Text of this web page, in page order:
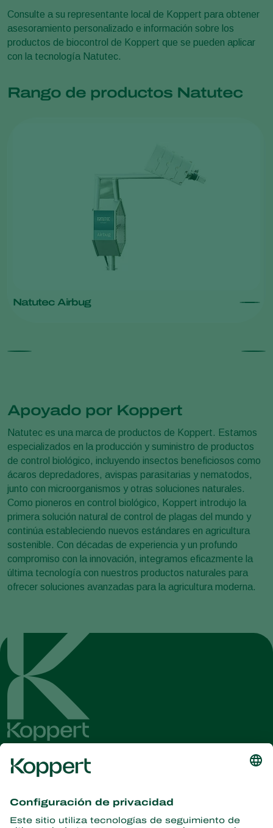
Consulte a su representante local de Koppert para obtener
asesoramiento personalizado e información sobre los
productos de biocontrol de Koppert que se pueden aplicar
con la tecnología Natutec.
Rango de productos Natutec
Natutec Airbug
Apoyado por Koppert
Natutec es una marca de productos de Koppert. Estamos
especializados en la producción y suministro de productos
de control biológico, incluyendo insectos beneficiosos como
ácaros depredadores, avispas parasitarias y nematodos,
junto con microorganismos y otras soluciones naturales.
Como pioneros en control biológico, Koppert introdujo la
primera solución natural de control de plagas del mundo y
continúa estableciendo nuevos estándares en agricultura
sostenible. Con décadas de experiencia y un profundo
compromiso con la innovación, integramos eficazmente la
última tecnología con nuestros productos naturales para
ofrecer soluciones avanzadas para la agricultura moderna.
información